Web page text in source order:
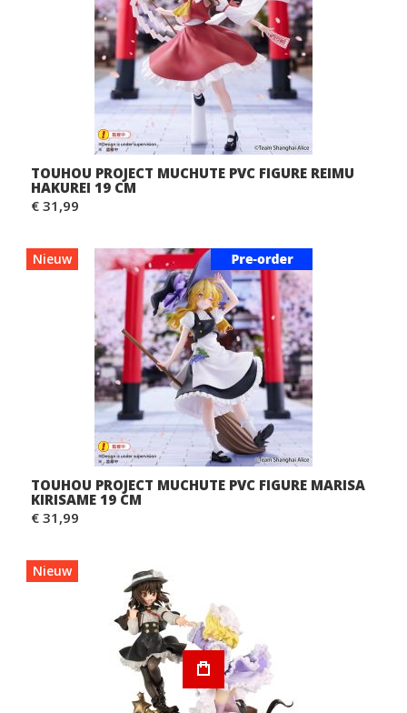
TOUHOU PROJECT MUCHUTE PVC FIGURE REIMU
HAKUREI 19 CM
€ 31,99
Nieuw
TOUHOU PROJECT MUCHUTE PVC FIGURE MARISA
KIRISAME 19 CM
€ 31,99
Nieuw